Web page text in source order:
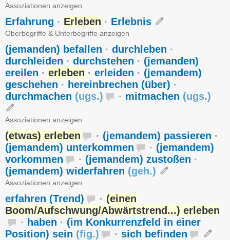
Assoziationen anzeigen
Erfahrung · Erleben · Erlebnis
Oberbegriffe & Unterbegriffe anzeigen
(jemanden) befallen · durchleben ·
durchleiden · durchstehen · (jemanden)
ereilen · erleben · erleiden · (jemandem)
geschehen · hereinbrechen (über) ·
durchmachen (ugs.) · mitmachen (ugs.)
Assoziationen anzeigen
(etwas) erleben · (jemandem) passieren ·
(jemandem) unterkommen
· (jemandem)
vorkommen
· (jemandem) zustoßen ·
(jemandem) widerfahren (geh.)
Assoziationen anzeigen
erfahren (Trend) · (einen
Boom/Aufschwung/Abwärtstrend...) erleben
· haben · (im Konkurrenzfeld in einer
Position) sein (fig.) · sich befinden